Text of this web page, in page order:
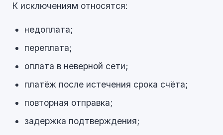
К исключениям относятся:
недоплата;
переплата;
оплата в неверной сети;
платёж после истечения срока счёта;
повторная отправка;
задержка подтверждения;